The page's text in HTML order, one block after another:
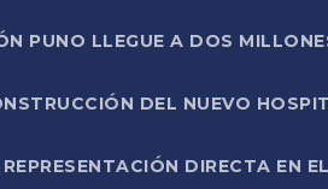
PUNO LLEGUE A DOS
DEL NUEVO
DIRECTA EN